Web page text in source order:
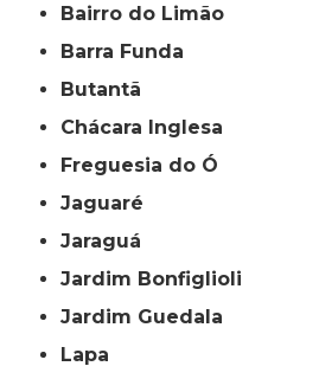
Bairro do Limão
Barra Funda
Butantã
Chácara Inglesa
Freguesia do Ó
Jaguaré
Jaraguá
Jardim Bonfiglioli
Jardim Guedala
Lapa